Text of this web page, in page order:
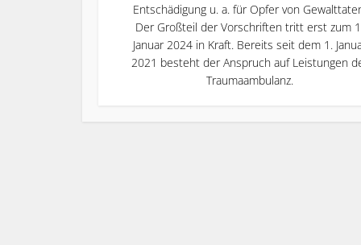
Entschädigung u. a. für Opfer von
Der Großteil der Vorschriften tritt erst zum
Januar 2024 in Kraft. Bereits seit dem 1.
2021 besteht der Anspruch auf Leistungen
Traumaambulanz.